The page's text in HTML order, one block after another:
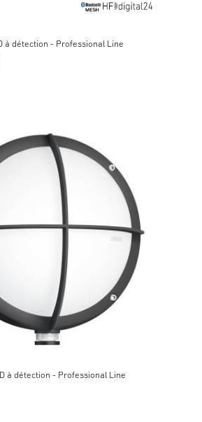
à détection - Professional Line
à détection - Professional Line